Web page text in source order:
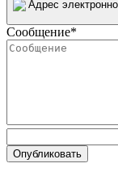
Сообщение*